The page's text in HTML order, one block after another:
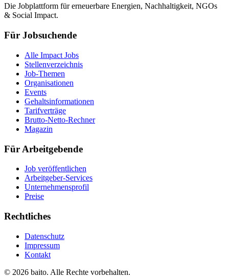
Die Jobplattform für erneuerbare Energien, Nachhaltigkeit, NGOs
& Social Impact.
Für Jobsuchende
Alle Impact Jobs
Stellenverzeichnis
Job-Themen
Organisationen
Events
Gehaltsinformationen
Tarifverträge
Brutto-Netto-Rechner
Magazin
Für Arbeitgebende
Job veröffentlichen
Arbeitgeber-Services
Unternehmensprofil
Preise
Rechtliches
Datenschutz
Impressum
Kontakt
© 2026 baito. Alle Rechte vorbehalten.